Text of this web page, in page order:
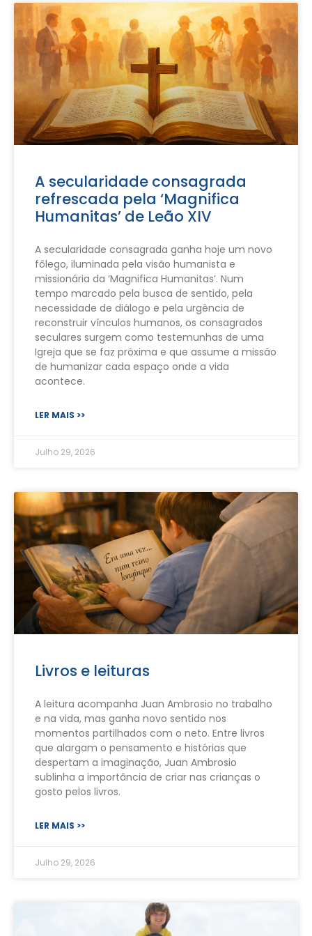
A secularidade consagrada
refrescada pela ‘Magnifica
Humanitas’ de Leão XIV
A secularidade consagrada ganha hoje um novo
fôlego, iluminada pela visão humanista e
missionária da ‘Magnifica Humanitas’. Num
tempo marcado pela busca de sentido, pela
necessidade de diálogo e pela urgência de
reconstruir vínculos humanos, os consagrados
seculares surgem como testemunhas de uma
Igreja que se faz próxima e que assume a missão
de humanizar cada espaço onde a vida
acontece.
LER MAIS >>
Julho 29, 2026
Livros e leituras
A leitura acompanha Juan Ambrosio no trabalho
e na vida, mas ganha novo sentido nos
momentos partilhados com o neto. Entre livros
que alargam o pensamento e histórias que
despertam a imaginação, Juan Ambrosio
sublinha a importância de criar nas crianças o
gosto pelos livros.
LER MAIS >>
Julho 29, 2026